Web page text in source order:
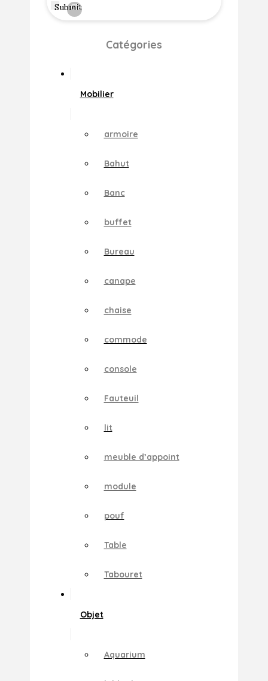
Submit
Clear
Catégories
Mobilier
armoire
Bahut
Banc
buffet
Bureau
canape
chaise
commode
console
Fauteuil
lit
meuble d’appoint
module
pouf
Table
Tabouret
Objet
Aquarium